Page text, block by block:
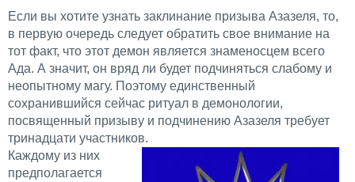
Если вы хотите узнать заклинание призыва Азазеля, то,
в первую очередь следует обратить свое внимание на
тот факт, что этот демон является знаменосцем всего
Ада. А значит, он вряд ли будет подчиняться слабому и
неопытному магу. Поэтому единственный
сохранившийся сейчас ритуал в демонологии,
посвященный призыву и подчинению Азазеля требует
тринадцати участников.
Каждому из них
предполагается